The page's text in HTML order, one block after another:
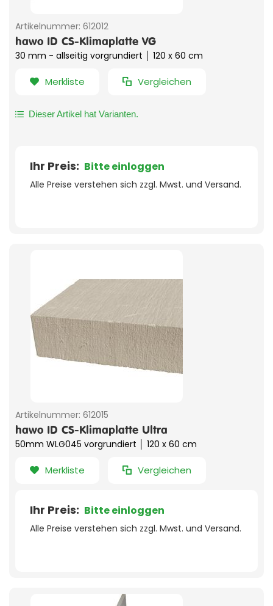
Artikelnummer: 612012
hawo ID CS-Klimaplatte VG
30 mm - allseitig vorgrundiert │ 120 x 60 cm
Merkliste Vergleichen
Dieser Artikel hat Varianten.
Ihr Preis: Bitte einloggen
Alle Preise verstehen sich zzgl. Mwst. und Versand.
Artikelnummer: 612015
hawo ID CS-Klimaplatte Ultra
50mm WLG045 vorgrundiert │ 120 x 60 cm
Merkliste Vergleichen
Ihr Preis: Bitte einloggen
Alle Preise verstehen sich zzgl. Mwst. und Versand.